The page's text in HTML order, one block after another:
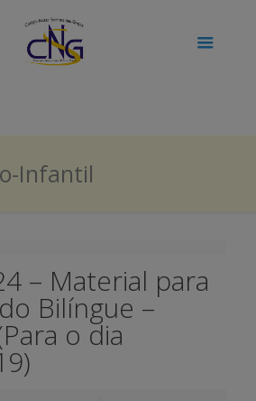
Infantil
– Material para
Bilíngue –
o dia